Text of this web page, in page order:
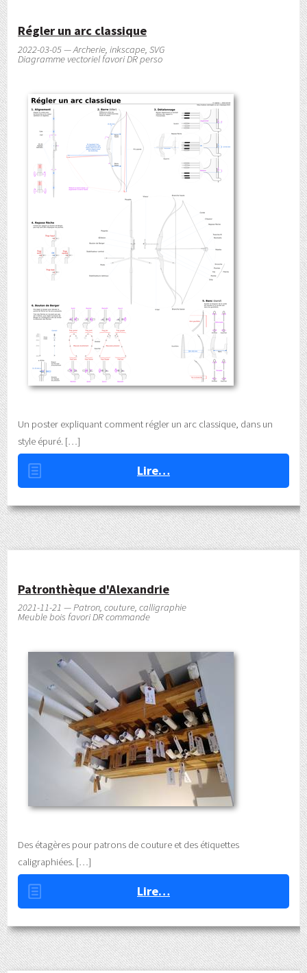
Régler un arc classique
2022-03-05 — Archerie, inkscape, SVG
Diagramme vectoriel favori DR perso
Un poster expliquant comment régler un arc classique, dans un
style épuré.
Lire…
Patronthèque d'Alexandrie
2021-11-21 — Patron, couture, calligraphie
Meuble bois favori DR commande
Des étagères pour patrons de couture et des étiquettes
caligraphiées.
Lire…